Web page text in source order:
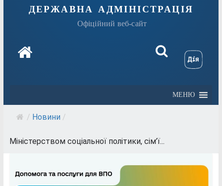
державна адміністрація
Офіційний веб-сайт
МЕНЮ
/ Новини /
Міністерством соціальної політики, сім’ї...